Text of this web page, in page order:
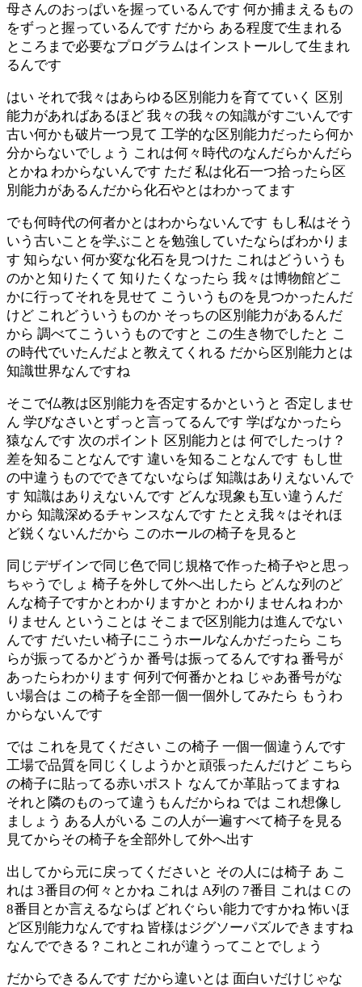
母さんのおっぱいを握っているんです 何か捕まえるもの
をずっと握っているんです だから ある程度で生まれる
ところまで必要なプログラムはインストールして生まれ
るんです
はい それで我々はあらゆる区別能力を育てていく 区別
能力があればあるほど 我々の我々の知識がすごいんです
古い何かも破片一つ見て 工学的な区別能力だったら何か
分からないでしょう これは何々時代のなんだらかんだら
とかね わからないんです ただ 私は化石一つ拾ったら区
別能力があるんだから化石やとはわかってます
でも何時代の何者かとはわからないんです もし私はそう
いう古いことを学ぶことを勉強していたならばわかりま
す 知らない 何か変な化石を見つけた これはどういうも
のかと知りたくて 知りたくなったら 我々は博物館どこ
かに行ってそれを見せて こういうものを見つかったんだ
けど これどういうものか そっちの区別能力があるんだ
から 調べてこういうものですと この生き物でしたと こ
の時代でいたんだよと教えてくれる だから区別能力とは
知識世界なんですね
そこで仏教は区別能力を否定するかというと 否定しませ
ん 学びなさいとずっと言ってるんです 学ばなかったら
猿なんです 次のポイント 区別能力とは 何でしたっけ？
差を知ることなんです 違いを知ることなんです もし世
の中違うものでできてないならば 知識はありえないんで
す 知識はありえないんです どんな現象も互い違うんだ
から 知識深めるチャンスなんです たとえ我々はそれほ
ど鋭くないんだから このホールの椅子を見ると
同じデザインで同じ色で同じ規格で作った椅子やと思っ
ちゃうでしょ 椅子を外して外へ出したら どんな列のど
んな椅子ですかとわかりますかと わかりませんね わか
りません ということは そこまで区別能力は進んでない
んです だいたい椅子にこうホールなんかだったら こち
らが振ってるかどうか 番号は振ってるんですね 番号が
あったらわかります 何列で何番かとね じゃあ番号がな
い場合は この椅子を全部一個一個外してみたら もうわ
からないんです
では これを見てください この椅子 一個一個違うんです
工場で品質を同じくしようかと頑張ったんだけど こちら
の椅子に貼ってる赤いポスト なんてか革貼ってますね
それと隣のものって違うもんだからね では これ想像し
ましょう ある人がいる この人が一遍すべて椅子を見る
見てからその椅子を全部外して外へ出す
出してから元に戻ってくださいと その人には椅子 あ こ
れは 3番目の何々とかね これは A列の 7番目 これは C の
8番目とか言えるならば どれぐらい能力ですかね 怖いほ
ど区別能力なんですね 皆様はジグソーパズルできますね
なんでできる？これとこれが違うってことでしょう
だからできるんです だから違いとは 面白いだけじゃな